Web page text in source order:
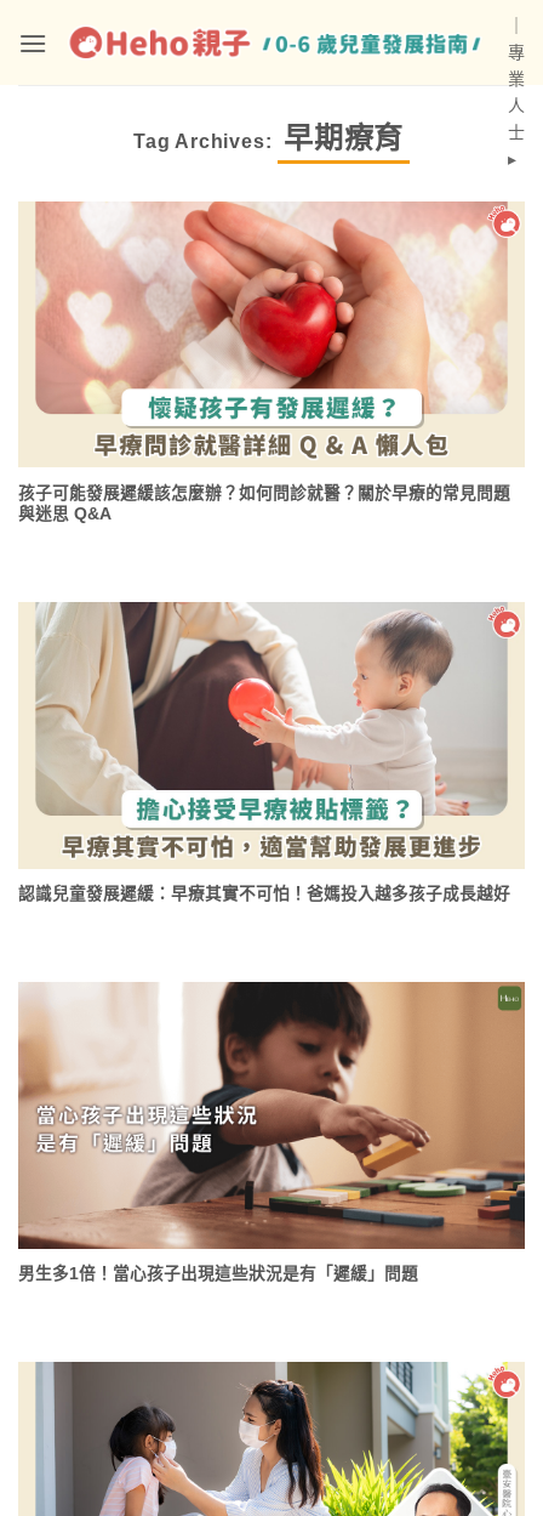
專
業
人
士
▸
Tag Archives: 早期療育
孩子可能發展遲緩該怎麼辦？如何問診就醫？關於早療的常見問題
與迷思 Q&A
認識兒童發展遲緩：早療其實不可怕！爸媽投入越多孩子成長越好
男生多1倍！當心孩子出現這些狀況是有「遲緩」問題